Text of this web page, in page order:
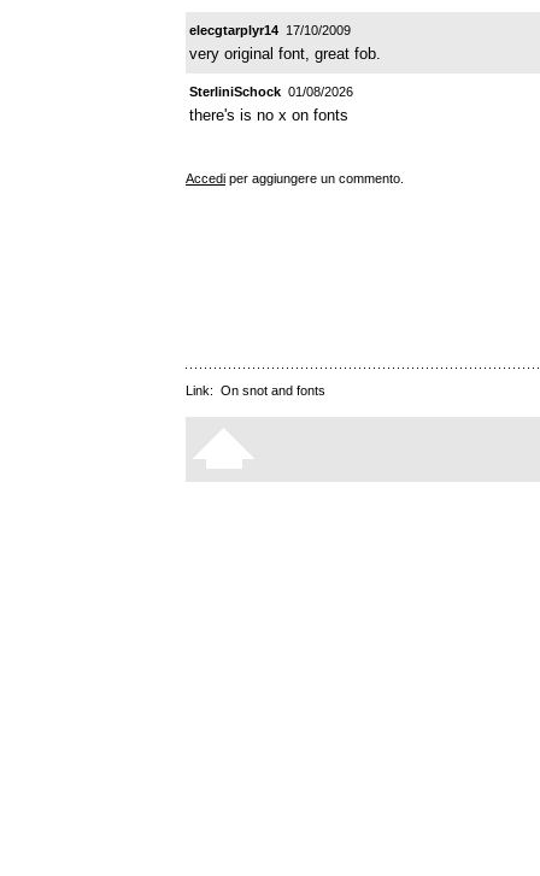
elecgtarplyr14 17/10/2009
very original font, great fob.
SterliniSchock 01/08/2026
there's is no x on fonts
Accedi per aggiungere un commento.
Link: On snot and fonts